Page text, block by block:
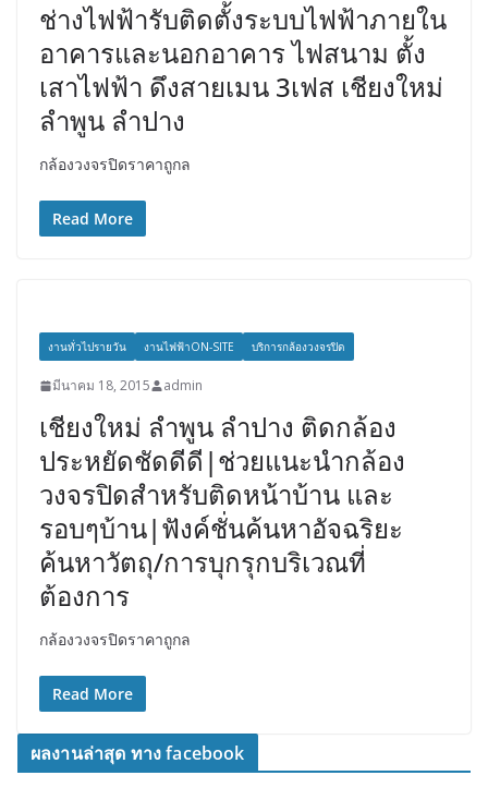
ช่างไฟฟ้ารับติดตั้งระบบไฟฟ้าภายใน
อาคารและนอกอาคาร ไฟสนาม ตั้ง
เสาไฟฟ้า ดึงสายเมน 3เฟส เชียงใหม่
ลำพูน ลำปาง
กล้องวงจรปิดราคาถูกล
Read More
งานทั่วไปรายวัน งานไฟฟ้าON-SITE บริการกล้องวงจรปิด
มีนาคม 18, 2015 admin
เชียงใหม่ ลำพูน ลำปาง ติดกล้อง
ประหยัดชัดดีดี|ช่วยแนะนำกล้อง
วงจรปิดสำหรับติดหน้าบ้าน และ
รอบๆบ้าน|ฟังค์ชั่นค้นหาอัจฉริยะ
ค้นหาวัตถุ/การบุกรุกบริเวณที่
ต้องการ
กล้องวงจรปิดราคาถูกล
Read More
ผลงานล่าสุด ทาง facebook